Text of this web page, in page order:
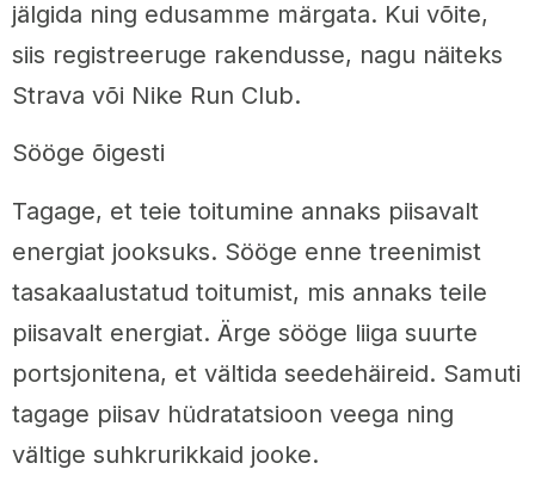
jälgida ning edusamme märgata. Kui võite,
siis registreeruge rakendusse, nagu näiteks
Strava või Nike Run Club.
Sööge õigesti
Tagage, et teie toitumine annaks piisavalt
energiat jooksuks. Sööge enne treenimist
tasakaalustatud toitumist, mis annaks teile
piisavalt energiat. Ärge sööge liiga suurte
portsjonitena, et vältida seedehäireid. Samuti
tagage piisav hüdratatsioon veega ning
vältige suhkrurikkaid jooke.